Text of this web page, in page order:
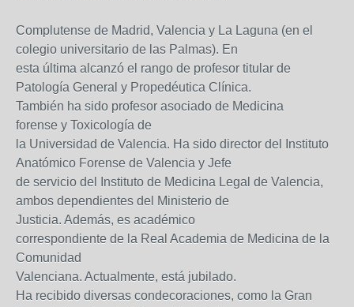
Complutense de Madrid, Valencia y La Laguna (en el
colegio universitario de las Palmas). En
esta última alcanzó el rango de profesor titular de
Patología General y Propedéutica Clínica.
También ha sido profesor asociado de Medicina
forense y Toxicología de
la Universidad de Valencia. Ha sido director del Instituto
Anatómico Forense de Valencia y Jefe
de servicio del Instituto de Medicina Legal de Valencia,
ambos dependientes del Ministerio de
Justicia. Además, es académico
correspondiente de la Real Academia de Medicina de la
Comunidad
Valenciana. Actualmente, está jubilado.
Ha recibido diversas condecoraciones, como la Gran